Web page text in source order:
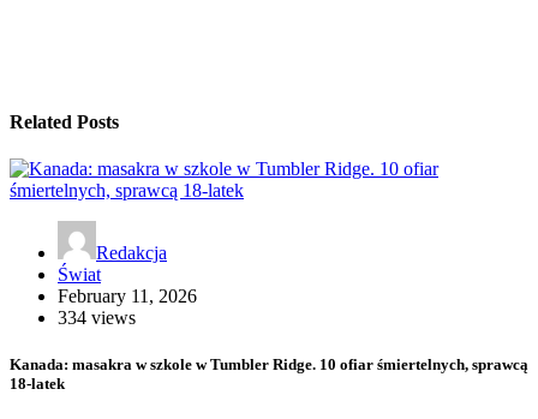
Related Posts
Redakcja
Świat
February 11, 2026
334 views
Kanada: masakra w szkole w Tumbler Ridge. 10 ofiar śmiertelnych, sprawcą
18-latek